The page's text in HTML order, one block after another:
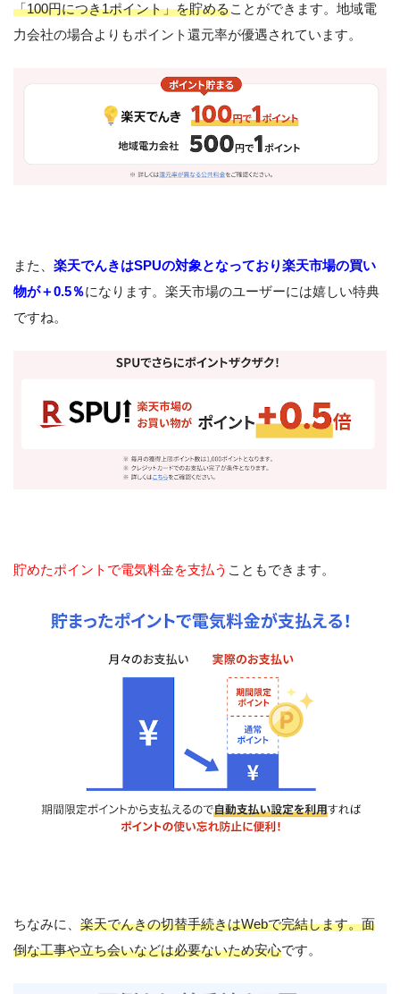
「100円につき1ポイント」を貯めることができます。地域電
力会社の場合よりもポイント還元率が優遇されています。
また、 楽天でんきはSPUの対象となっており楽天市場の買い
物が＋0.5％になります。楽天市場のユーザーには嬉しい特典
ですね。
貯めたポイントで電気料金を支払う こともできます。
ちなみに、 楽天でんきの切替手続きはWebで完結します。面
倒な工事や立ち会いなどは必要ないため安心です。